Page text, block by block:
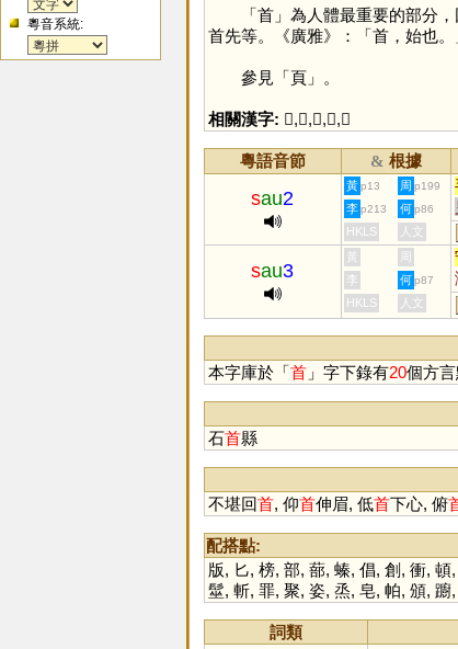
粵音系統: 「首」為人體最重要的部分，
首先等。《廣雅》：「首，始也。
參見「頁」。
相關漢字: 𦣻,巛,止,手,頁
粵語音節 & 根據
sau2
黃 p13 周 p199
李 p213 何 p86
HKLS 人文
sau3
黃 周
李 何 p87
HKLS 人文
本字庫於「首」字下錄有20個方
石首縣
不堪回首, 仰首伸眉, 低首下心, 俯
配搭點:
版, 匕, 榜, 部, 蔀, 螓, 倡, 創 , 衝, 頓,
髽, 斬, 罪, 聚, 姿, 烝, 皂, 帕, 頒, 躕,
詞類